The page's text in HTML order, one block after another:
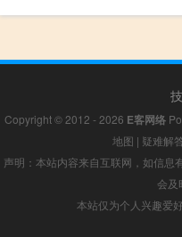
Copyright © 2012 - 2026 E客网络
地图 | 疑难解
声明：本站内容来自互联网，如信息
会及
本站仅为个人兴趣爱